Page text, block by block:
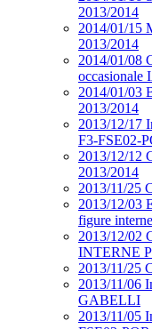
2013/2014
2014/01/15
2013/2014
2014/01/08
2014/01/03
2013/2014
2013/12/17
F3-FSE02-
2013/12/12
2013/2014
2013/11/25
2013/12/03
figure
2013/12/02
INTERNE
2013/11/25
2013/11/06
GABELLI
2013/11/05